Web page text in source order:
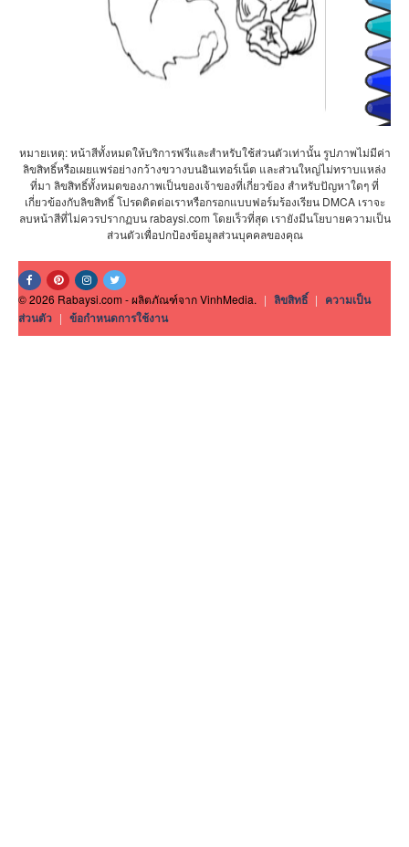
หมายเหตุ: หน้าสีทั้งหมดให้บริการฟรีและสำหรับใช้ส่วนตัวเท่านั้น รูปภาพไม่มีค่า
ลิขสิทธิ์หรือเผยแพร่อย่างกว้างขวางบนอินเทอร์เน็ต และส่วนใหญ่ไม่ทราบแหล่ง
ที่มา ลิขสิทธิ์ทั้งหมดของภาพเป็นของเจ้าของที่เกี่ยวข้อง สำหรับปัญหาใดๆ ที่
เกี่ยวข้องกับลิขสิทธิ์ โปรดติดต่อเราหรือกรอกแบบฟอร์มร้องเรียน DMCA เราจะ
ลบหน้าสีที่ไม่ควรปรากฏบน rabaysi.com โดยเร็วที่สุด เรายังมีนโยบายความเป็น
ส่วนตัวเพื่อปกป้องข้อมูลส่วนบุคคลของคุณ
© 2026 Rabaysi.com - ผลิตภัณฑ์จาก VinhMedia. | ลิขสิทธิ์ | ความเป็น
ส่วนตัว | ข้อกำหนดการใช้งาน